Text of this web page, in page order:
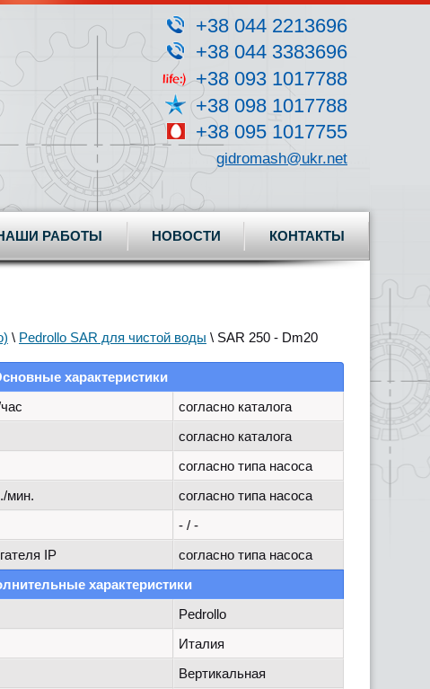
+38 044 2213696
+38 044 3383696
+38 093 1017788
+38 098 1017788
+38 095 1017755
gidromash@ukr.net
РАБОТЫ НОВОСТИ КОНТАКТЫ
\ Pedrollo SAR для чистой воды \ SAR 250 - Dm20
характеристики
согласно каталога
согласно каталога
согласно типа насоса
мин.
согласно типа насоса
- / -
IP
согласно типа насоса
характеристики
Pedrollo
Италия
Вертикальная